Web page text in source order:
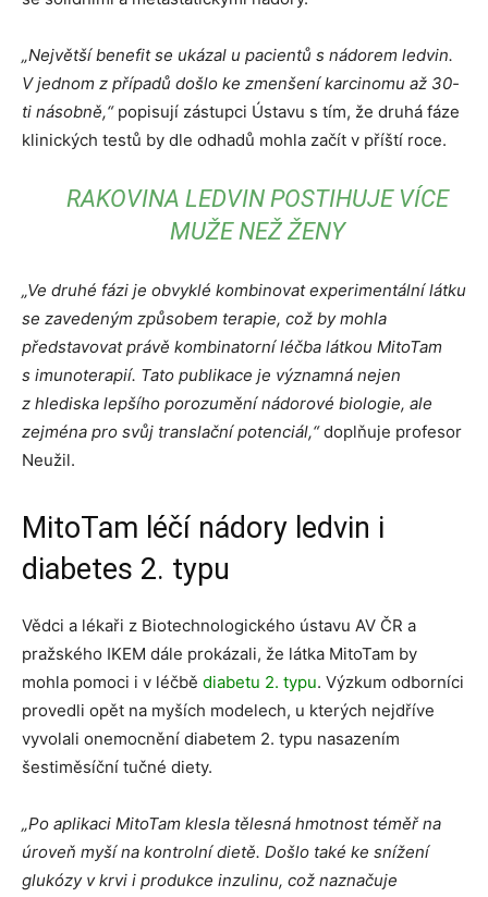
„Největší benefit se ukázal u pacientů s nádorem ledvin.
V jednom z případů došlo ke zmenšení karcinomu až 30-
ti násobně,“ popisují zástupci Ústavu s tím, že druhá fáze
klinických testů by dle odhadů mohla začít v příští roce.
RAKOVINA LEDVIN POSTIHUJE VÍCE
MUŽE NEŽ ŽENY
„Ve druhé fázi je obvyklé kombinovat experimentální látku
se zavedeným způsobem terapie, což by mohla
představovat právě kombinatorní léčba látkou MitoTam
s imunoterapií. Tato publikace je významná nejen
z hlediska lepšího porozumění nádorové biologie, ale
zejména pro svůj translační potenciál,“doplňuje profesor
Neužil.
MitoTam léčí nádory ledvin i
diabetes 2. typu
Vědci a lékaři z Biotechnologického ústavu AV ČR a
pražského IKEM dále prokázali, že látka MitoTam by
mohla pomoci i v léčbě diabetu 2. typu. Výzkum odborníci
provedli opět na myších modelech, u kterých nejdříve
vyvolali onemocnění diabetem 2. typu nasazením
šestiměsíční tučné diety.
„Po aplikaci MitoTam klesla tělesná hmotnost téměř na
úroveň myší na kontrolní dietě. Došlo také ke snížení
glukózy v krvi i produkce inzulinu, což naznačuje